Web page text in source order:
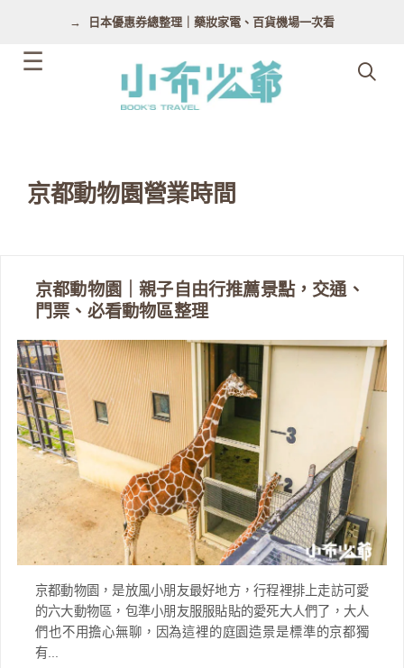
日本優惠券總整理｜藥妝家電、百貨機場一次看
京都動物園營業時間
京都動物園｜親子自由行推薦景點，交通、
門票、必看動物區整理
京都動物園，是放風小朋友最好地方，行程裡排上走訪可愛
的六大動物區，包準小朋友服服貼貼的愛死大人們了，大人
們也不用擔心無聊，因為這裡的庭園造景是標準的京都獨
有...